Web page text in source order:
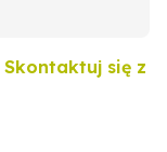
Skontaktuj się z